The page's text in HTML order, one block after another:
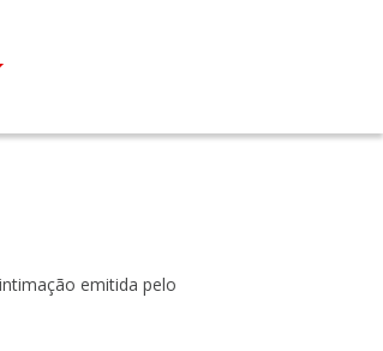
emitida pelo